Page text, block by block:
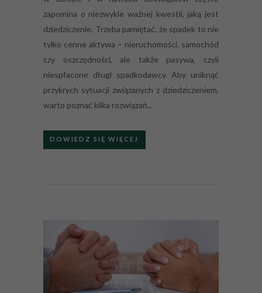
zapomina o niezwykle ważnej kwestii, jaką jest
dziedziczenie. Trzeba pamiętać, że spadek to nie
tylko cenne aktywa – nieruchomości, samochód
czy oszczędności, ale także pasywa, czyli
niespłacone długi spadkodawcy. Aby uniknąć
przykrych sytuacji związanych z dziedziczeniem,
warto poznać kilka rozwiązań...
DOWIEDZ SIĘ WIĘCEJ